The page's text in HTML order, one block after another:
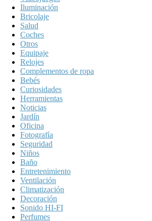
Iluminación
Bricolaje
Salud
Coches
Otros
Equipaje
Relojes
Complementos de ropa
Bebés
Curiosidades
Herramientas
Noticias
Jardín
Oficina
Fotografía
Seguridad
Niños
Baño
Entretenimiento
Ventilación
Climatización
Decoración
Sonido HI-FI
Perfumes